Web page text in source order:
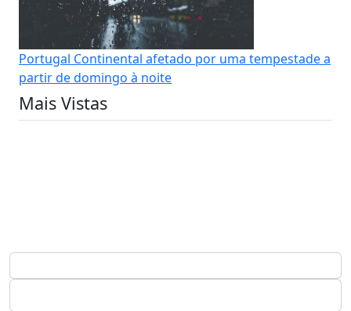
Portugal Continental afetado por uma tempestade a
partir de domingo à noite
Mais Vistas